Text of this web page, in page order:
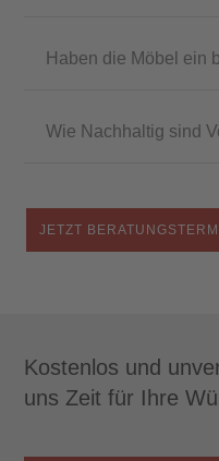
Haben die Möbel ein
Wie Nachhaltig sind
JETZT
Kostenlos und
uns Zeit für Ihre